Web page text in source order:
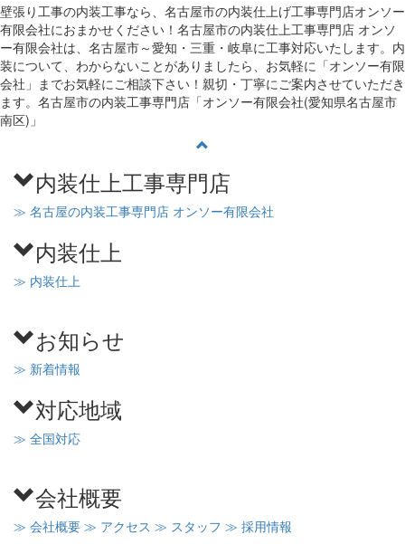
壁張り工事の内装工事なら、名古屋市の内装仕上げ工事専門店オンソー
有限会社におまかせください！名古屋市の内装仕上工事専門店 オンソ
ー有限会社は、名古屋市～愛知・三重・岐阜に工事対応いたします。内
装について、わからないことがありましたら、お気軽に「オンソー有限
会社」までお気軽にご相談下さい！親切・丁寧にご案内させていただき
ます。名古屋市の内装工事専門店「オンソー有限会社(愛知県名古屋市
南区)」
内装仕上工事専門店
≫ 名古屋の内装工事専門店 オンソー有限会社
内装仕上
≫ 内装仕上
お知らせ
≫ 新着情報
対応地域
≫ 全国対応
会社概要
≫ 会社概要 ≫ アクセス ≫ スタッフ ≫ 採用情報